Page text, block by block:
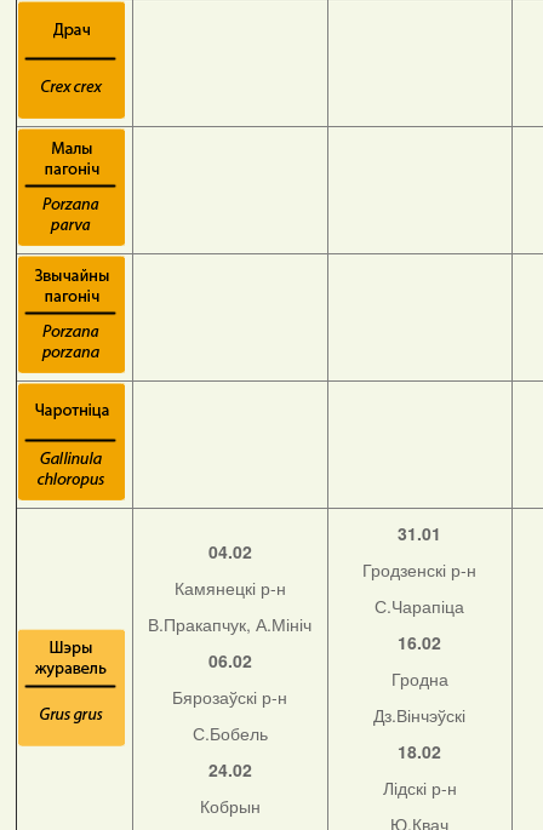
04.02
Камянецкі р-н
В.Пракапчук, А.Мініч
06.02
Бярозаўскі р-н
С.Бобель
24.02
Кобрын
31.01
Гродзенскі р-н
С.Чарапіца
16.02
Гродна
Дз.Вінчэўскі
18.02
Лідскі р-н
Ю.Квач